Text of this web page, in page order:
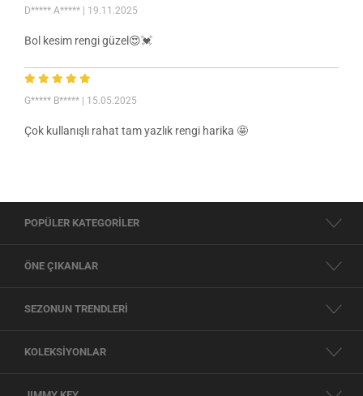
D***** A***** | 19.11.2025
Bol kesim rengi güzel😍💓
G***** B***** | 15.05.2025
Çok kullanışlı rahat tam yazlık rengi harika 🤩
POPÜLER KATEGORİLER
ÖNE ÇIKANLAR
SEZONUN TRENDLERİ
KOLEKSİYONLAR